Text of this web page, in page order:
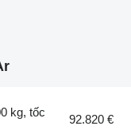
kg, tốc
92.820 €